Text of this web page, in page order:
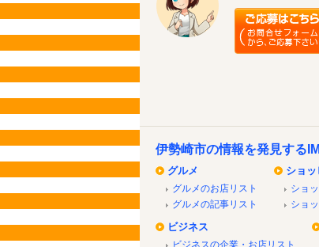
伊勢崎市の情報を発見する
グルメ
グルメのお店リスト
グルメの記事リスト
ショ
ショ
ショ
ビジネス
ビジネスの企業・お店リスト